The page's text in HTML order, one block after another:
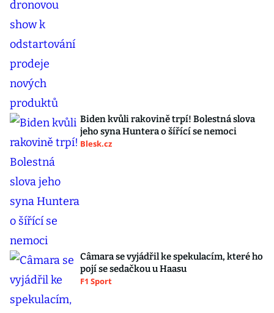
Biden kvůli rakovině trpí! Bolestná slova
jeho syna Huntera o šířící se nemoci
Blesk.cz
Câmara se vyjádřil ke spekulacím, které ho
pojí se sedačkou u Haasu
F1 Sport